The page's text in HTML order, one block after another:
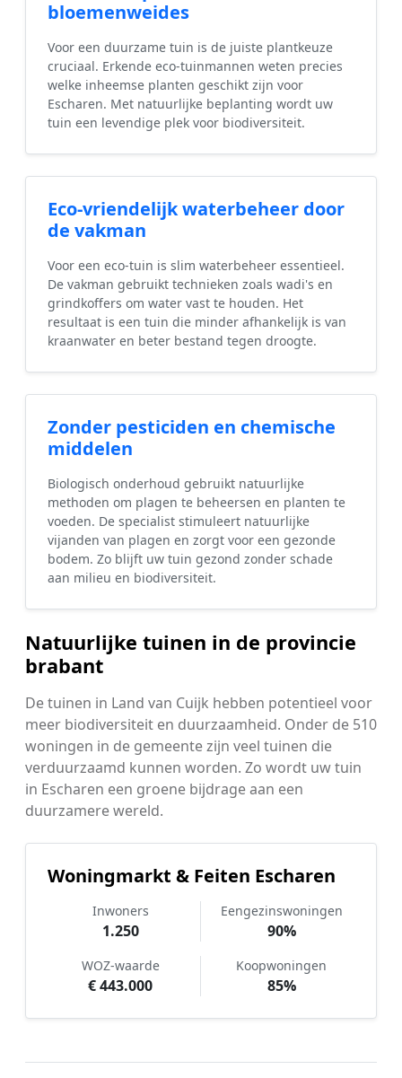
bloemenweides
Voor een duurzame tuin is de juiste plantkeuze
cruciaal. Erkende eco-tuinmannen weten precies
welke inheemse planten geschikt zijn voor
Escharen. Met natuurlijke beplanting wordt uw
tuin een levendige plek voor biodiversiteit.
Eco-vriendelijk waterbeheer door
de vakman
Voor een eco-tuin is slim waterbeheer essentieel.
De vakman gebruikt technieken zoals wadi's en
grindkoffers om water vast te houden. Het
resultaat is een tuin die minder afhankelijk is van
kraanwater en beter bestand tegen droogte.
Zonder pesticiden en chemische
middelen
Biologisch onderhoud gebruikt natuurlijke
methoden om plagen te beheersen en planten te
voeden. De specialist stimuleert natuurlijke
vijanden van plagen en zorgt voor een gezonde
bodem. Zo blijft uw tuin gezond zonder schade
aan milieu en biodiversiteit.
Natuurlijke tuinen in de provincie
brabant
De tuinen in Land van Cuijk hebben potentieel voor
meer biodiversiteit en duurzaamheid. Onder de 510
woningen in de gemeente zijn veel tuinen die
verduurzaamd kunnen worden. Zo wordt uw tuin
in Escharen een groene bijdrage aan een
duurzamere wereld.
Woningmarkt & Feiten Escharen
Inwoners
1.250
Eengezinswoningen
90%
WOZ-waarde
€ 443.000
Koopwoningen
85%